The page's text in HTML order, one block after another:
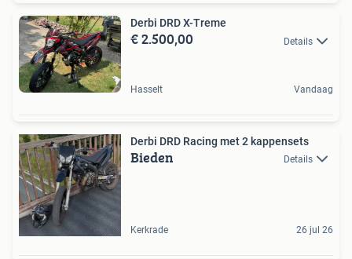
Derbi DRD X-Treme
€ 2.500,00 Details
Hasselt Vandaag
Derbi DRD Racing met 2 kappensets
Bieden Details
Kerkrade 26 jul 26